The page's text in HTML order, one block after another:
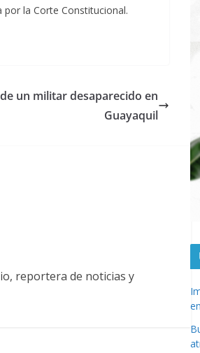
por la Corte Constitucional.
un militar desaparecido en
Guayaquil
reportera de noticias y